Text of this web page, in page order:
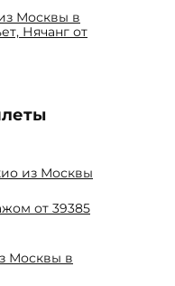
Москвы в
Нячанг от
из Москвы
от 39385
Москвы в